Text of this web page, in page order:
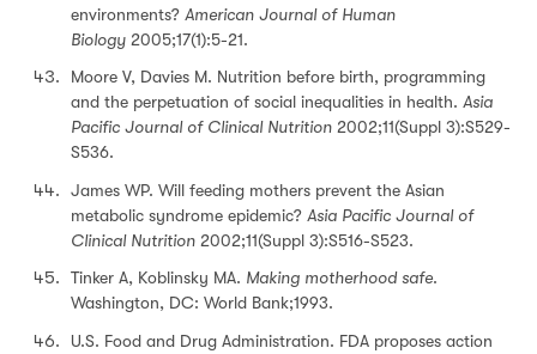
environments? American Journal of Human
Biology 2005;17(1):5-21.
Moore V, Davies M. Nutrition before birth, programming
and the perpetuation of social inequalities in health. Asia
Pacific Journal of Clinical Nutrition 2002;11(Suppl 3):S529-
S536.
James WP. Will feeding mothers prevent the Asian
metabolic syndrome epidemic? Asia Pacific Journal of
Clinical Nutrition 2002;11(Suppl 3):S516-S523.
Tinker A, Koblinsky MA. Making motherhood safe.
Washington, DC: World Bank;1993.
U.S. Food and Drug Administration. FDA proposes action